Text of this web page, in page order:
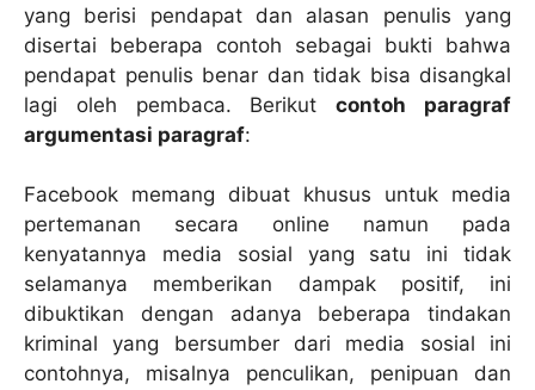
yang berisi pendapat dan alasan penulis yang
disertai beberapa contoh sebagai bukti bahwa
pendapat penulis benar dan tidak bisa disangkal
lagi oleh pembaca. Berikutcontoh paragraf
argumentasi paragraf:
Facebook memang dibuat khusus untuk media
pertemanan secara online namun pada
kenyatannya media sosial yang satu ini tidak
selamanya memberikan dampak positif, ini
dibuktikan dengan adanya beberapa tindakan
kriminal yang bersumber dari media sosial ini
contohnya, misalnya penculikan, penipuan dan